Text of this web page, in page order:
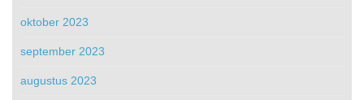
oktober 2023
september 2023
augustus 2023